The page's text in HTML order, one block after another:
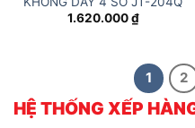
1.620.000₫
1 2
HỆ THỐNG XẾP